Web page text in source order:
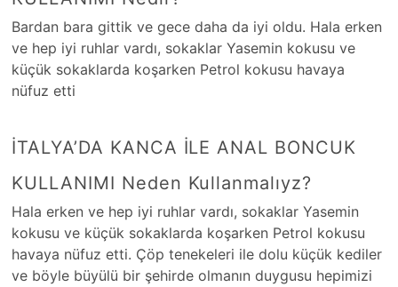
Bardan bara gittik ve gece daha da iyi oldu. Hala erken
ve hep iyi ruhlar vardı, sokaklar Yasemin kokusu ve
küçük sokaklarda koşarken Petrol kokusu havaya
nüfuz etti
İTALYA’DA KANCA İLE ANAL BONCUK
KULLANIMI Neden Kullanmalıyz?
Hala erken ve hep iyi ruhlar vardı, sokaklar Yasemin
kokusu ve küçük sokaklarda koşarken Petrol kokusu
havaya nüfuz etti. Çöp tenekeleri ile dolu küçük kediler
ve böyle büyülü bir şehirde olmanın duygusu hepimizi